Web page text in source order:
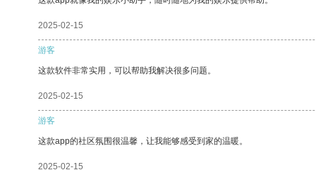
2025-02-15
游客
这款软件非常实用，可以帮助我解决很多问题。
2025-02-15
游客
这款app的社区氛围很温馨，让我能够感受到家的温暖。
2025-02-15